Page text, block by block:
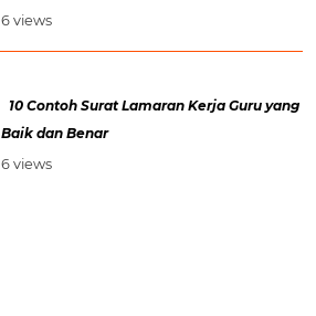
6 views
10 Contoh Surat Lamaran Kerja Guru yang
Baik dan Benar
6 views